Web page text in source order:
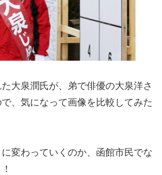
大泉潤氏が、弟で俳優の大泉洋さ
、気になって画像を比較してみた
変わっていくのか、函館市民でな